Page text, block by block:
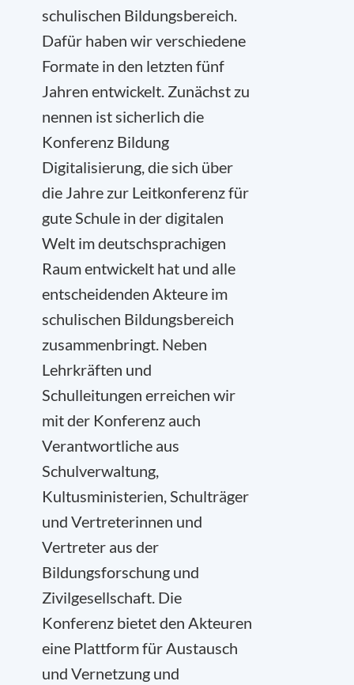
schulischen Bildungsbereich.
Dafür haben wirverschiedene
Formate in den letzten fünf
Jahren entwickelt. Zunächst zu
nennen ist sicherlich die
Konferenz Bildung
Digitalisierung, die sich über
die Jahre zur Leitkonferenz für
gute Schule in der digitalen
Welt im deutschsprachigen
Raum entwickelt hat und alle
entscheidenden Akteure im
schulischen Bildungsbereich
zusammenbringt. Neben
Lehrkräften und
Schulleitungen erreichen wir
mit der Konferenz auch
Verantwortliche aus
Schulverwaltung,
Kultusministerien, Schulträger
und Vertreterinnen und
Vertreter aus der
Bildungsforschung und
Zivilgesellschaft. Die
Konferenz bietet den Akteuren
eine Plattform für Austausch
und Vernetzung und